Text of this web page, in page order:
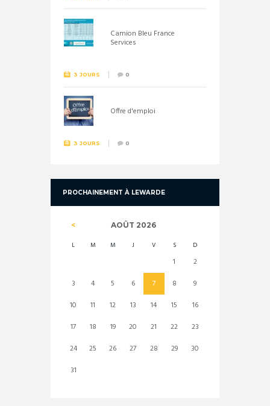
Camion Bleu France
Services
3 JOURS 0
Offre d'emploi
3 JOURS 0
PROCHAINEMENT À LEWARDE
AOÛT 2026
L M M J V S D
1
2
3
4 5 6 7 8
9
10
11 12 13 14 15
16
17
18 19 20 21 22
23
24
25 26 27 28 29
30
31